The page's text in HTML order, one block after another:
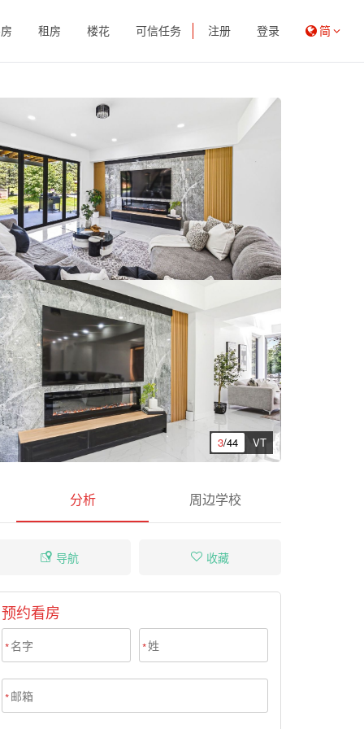
租房 楼花 可信任务 注册 登录 简
3/44 VT
分析 周边学校
导航 收藏
预约看房
* *
*